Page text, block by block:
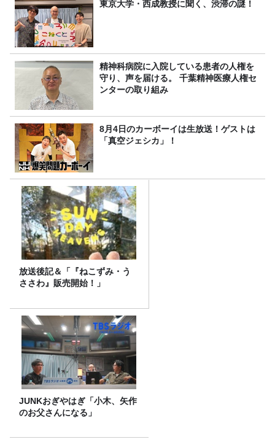
東京大学・西成教授に聞く、渋滞の謎！
精神科病院に入院している患者の人権を
守り、声を届ける。 千葉精神医療人権セ
ンターの取り組み
8月4日のカーボーイは生放送！ゲストは
「真空ジェシカ」！
放送後記＆「『ねこずみ・う
ささわ』販売開始！」
JUNKおぎやはぎ「小木、矢作
のお父さんになる」